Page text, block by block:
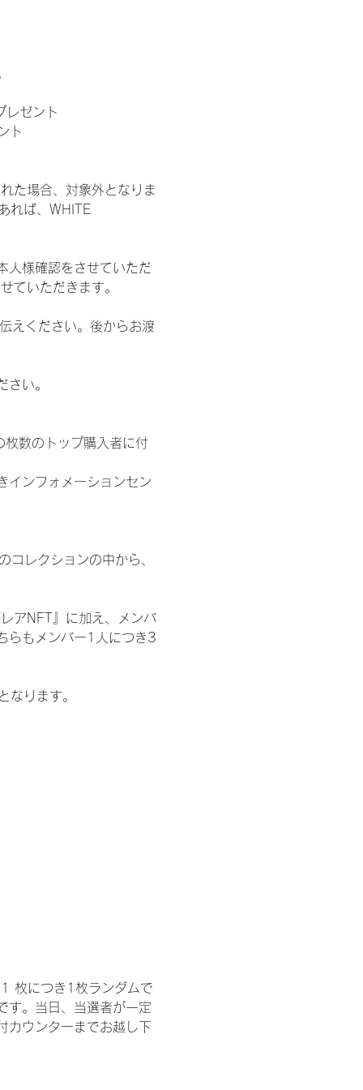
レゼント
ト
た場合、対象外となりま
れば、WHITE
人様確認をさせていただ
ていただきます。
えください。後からお渡
い。
数のトップ購入者に付
インフォメーションセン
レクションの中から、
アNFT』に加え、メンバ
らもメンバー1人につき3
なります。
枚につき1枚ランダムで
す。当日、当選者が一定
カウンターまでお越し下